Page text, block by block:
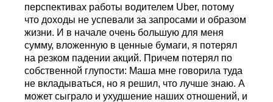
перспективах работы водителем Uber, потому
что доходы не успевали за запросами и образом
жизни. И в начале очень большую для меня
сумму, вложенную в ценные бумаги, я потерял
на резком падении акций. Причем потерял по
собственной глупости: Маша мне говорила туда
не вкладываться, но я решил, что лучше знаю. А
может сыграло и ухудшение наших отношений, и